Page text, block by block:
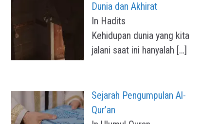
Dunia dan Akhirat
In Hadits
Kehidupan dunia yang kita
jalani saat ini hanyalah […]
Sejarah Pengumpulan Al-
Qur’an